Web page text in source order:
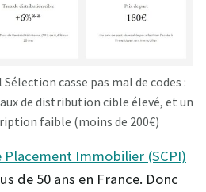
casse pas mal de codes :
de distribution cible élevé, et un
faible (moins de 200€)
Placement Immobilier (SCPI)
de 50 ans en France. Donc